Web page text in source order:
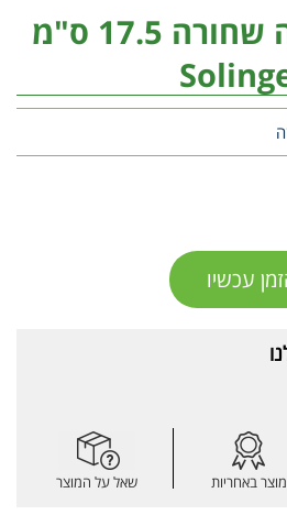
סולינגן פצירה שחורה 17.5 ס"מ
עכשיו
מוצר באחריות שאל על המוצר